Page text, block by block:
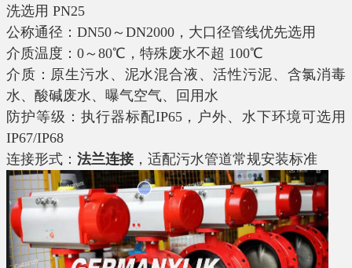
洗选用 PN25
公称通径：DN50～DN2000，大口径管线优先选用
介质温度：0～80℃，特殊废水不超 100℃
介质：原生污水、泥水混合液、活性污泥、含氯消毒
水、酸碱废水、曝气空气、回用水
防护等级：执行器标配IP65，户外、水下环境可选用
IP67/IP68
连接形式： 法兰连接，适配污水管道常规安装标准